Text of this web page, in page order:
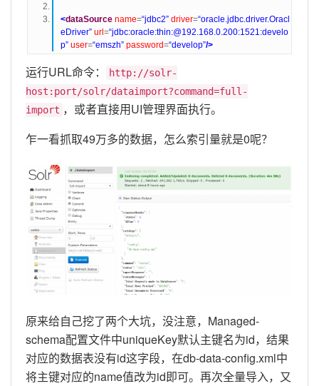
<dataSource name=“jdbc2” driver=“oracle.jdbc.driver.Oracl
eDriver” url =“jdbc:oracle:thin:@192.168.0.200:1521:develo
p” user=“emszh” password=“develop”/>
运行URL命令：
http://solr-
host:port/solr/dataimport?command=full-
import ，或者直接用UI管理界面执行。
乍一看抓取49万多的数据，怎么索引量就是0呢？
原来给自己挖了两个大坑，没注意，Managed-
schema配置文件中uniqueKey默认主键名为id，结果
对应的数据表没有id这字段，在db-data-config.xml中
将主键对应的name值改为id即可。再次全量导入，又